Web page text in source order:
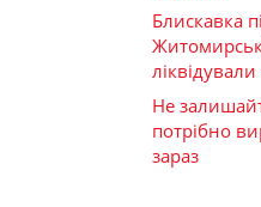
Блискавка
Не
потрібно
зараз